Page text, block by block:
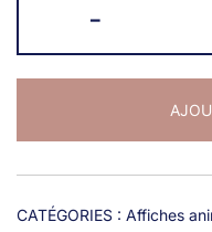
-
CATÉGORIES : Affiches